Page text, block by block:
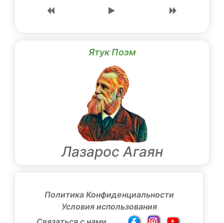
Ятук Поэм
Лазарос Агаян
Политика Конфиденциальности
Условия использования